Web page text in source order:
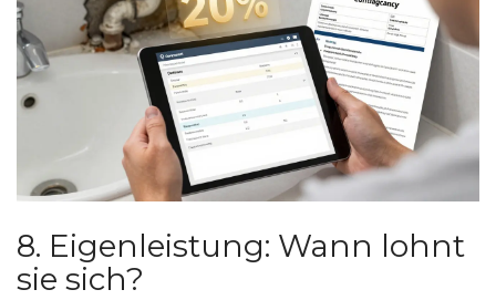
8. Eigenleistung: Wann lohnt
sie sich?